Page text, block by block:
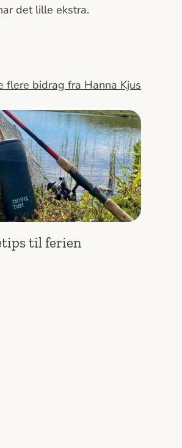
det lille ekstra.
flere bidrag fra Hanna Kjus
til ferien